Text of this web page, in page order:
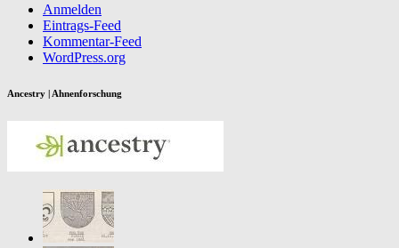
Anmelden
Eintrags-Feed
Kommentar-Feed
WordPress.org
Ancestry | Ahnenforschung